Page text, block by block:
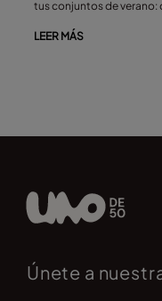
tus conjuntos de verano:
elegancia minimalista o
LEER MÁS
Únete a